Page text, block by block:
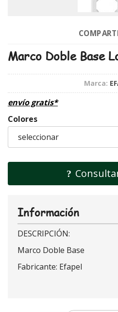
Marco Doble Base
Marca:
envío gratis*
Colores
Información
DESCRIPCIÓN:
Marco Doble Base
Fabricante: Efapel